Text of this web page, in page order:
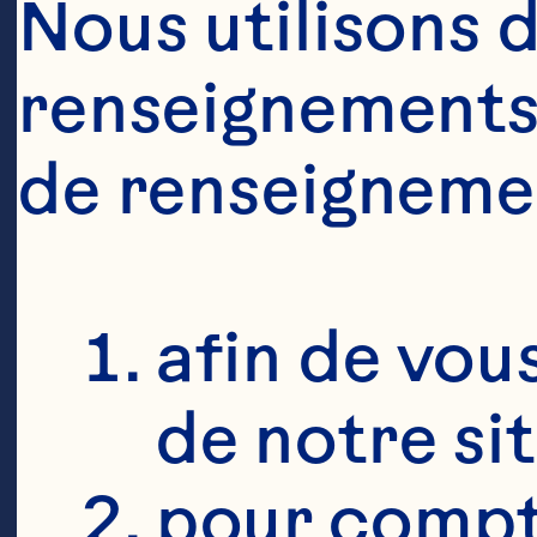
Nous utilisons
de
afin de
de notre
pour